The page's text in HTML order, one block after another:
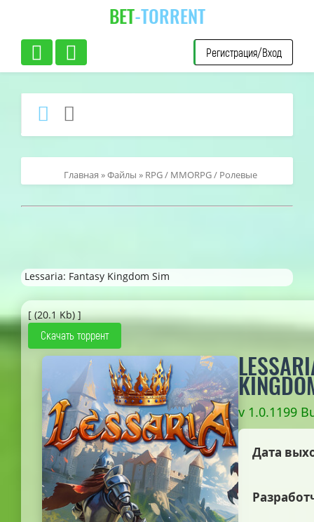
BET-TORRENT
Регистрация/Вход
Главная »Файлы » RPG / MMORPG / Ролевые
Lessaria: Fantasy Kingdom Sim
[ (20.1 Kb) ]
Скачать торрент
v 1.0.1199
Дата